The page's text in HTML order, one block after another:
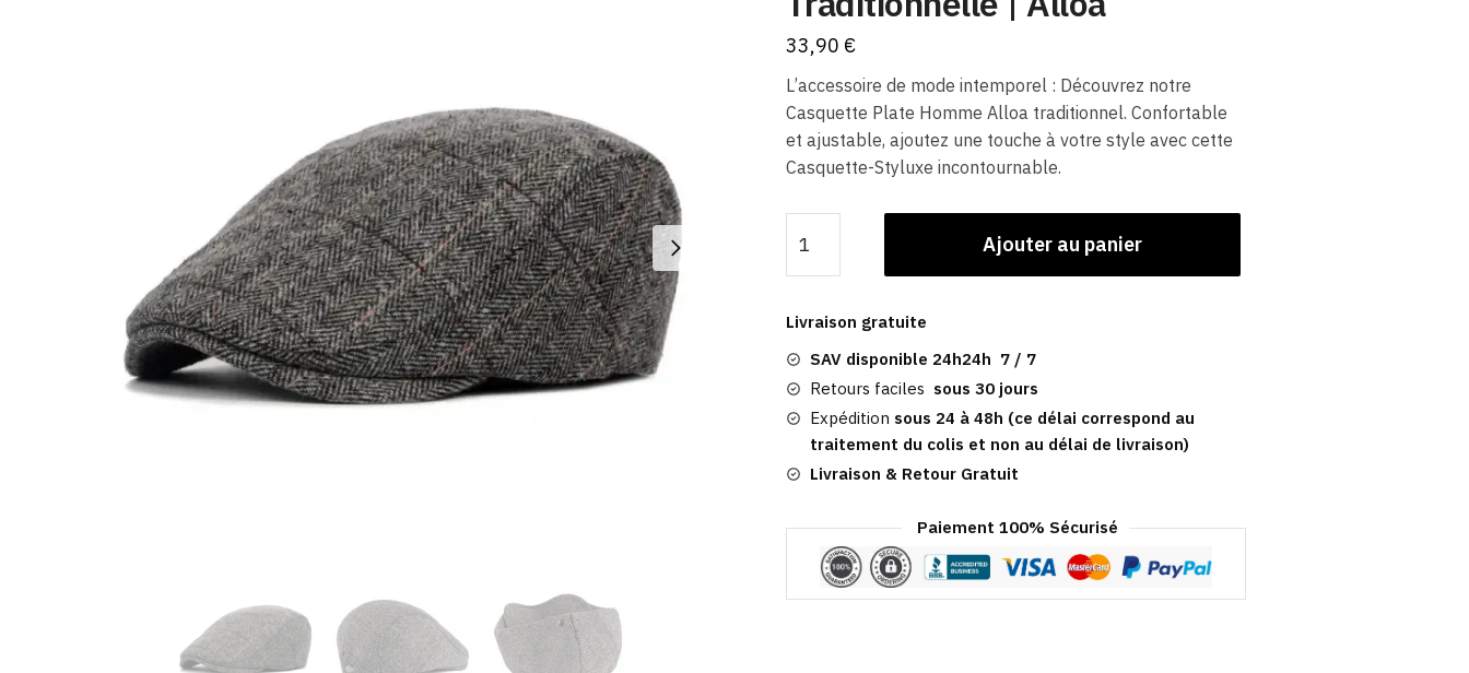
33,90 €
L’accessoire de mode intemporel : Découvrez notre
Casquette Plate Homme Alloa traditionnel. Confortable
et ajustable, ajoutez une touche à votre style avec cette
Casquette-Styluxe incontournable.
de
Casquette
Homme
Traditionnelle
|
Alloa
Ajouter au panier
Livraison gratuite
SAV disponible 24h24h 7 / 7
Retours faciles sous 30 jours
Expédition sous 24 à 48h (ce délai correspond au
traitement du colis et non au délai de livraison)
Livraison & Retour Gratuit
Paiement 100% Sécurisé